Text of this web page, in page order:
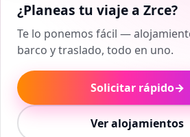
¿Planeas tu viaje a Zrce?
Te lo ponemos fácil —
barco y traslado, todo en uno.
Solicitar rápido→
Ver alojamientos